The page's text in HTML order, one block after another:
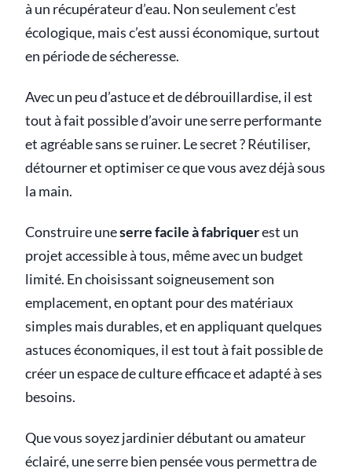
à un récupérateur d’eau. Non seulement c’est
écologique, mais c’est aussi économique, surtout
en période de sécheresse.
Avec un peu d’astuce et de débrouillardise, il est
tout à fait possible d’avoir une serre performante
et agréable sans se ruiner. Le secret ? Réutiliser,
détourner et optimiser ce que vous avez déjà sous
la main.
Construire uneserre facile à fabriquerest un
projet accessible à tous, même avec un budget
limité. En choisissant soigneusement son
emplacement, en optant pour des matériaux
simples mais durables, et en appliquant quelques
astuces économiques, il est tout à fait possible de
créer un espace de culture efficace et adapté à ses
besoins.
Que vous soyez jardinier débutant ou amateur
éclairé, une serre bien pensée vous permettra de